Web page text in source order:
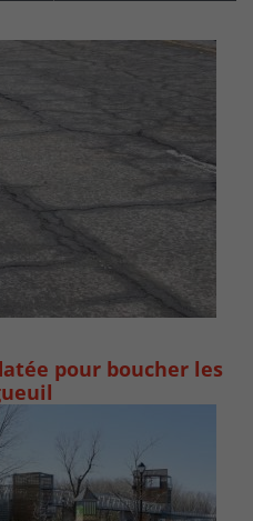
pour boucher les